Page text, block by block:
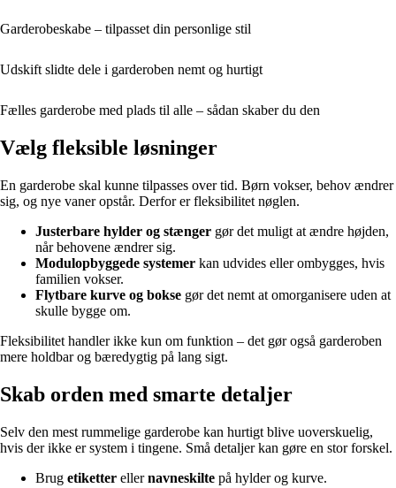
Garderobeskabe – tilpasset din personlige stil
Udskift slidte dele i garderoben nemt og hurtigt
Fælles garderobe med plads til alle – sådan skaber du den
Vælg fleksible løsninger
En garderobe skal kunne tilpasses over tid. Børn vokser, behov ændrer
sig, og nye vaner opstår. Derfor er fleksibilitet nøglen.
Justerbare hylder og stænger gør det muligt at ændre højden,
når behovene ændrer sig.
Modulopbyggede systemer kan udvides eller ombygges, hvis
familien vokser.
Flytbare kurve og bokse gør det nemt at omorganisere uden at
skulle bygge om.
Fleksibilitet handler ikke kun om funktion – det gør også garderoben
mere holdbar og bæredygtig på lang sigt.
Skab orden med smarte detaljer
Selv den mest rummelige garderobe kan hurtigt blive uoverskuelig,
hvis der ikke er system i tingene. Små detaljer kan gøre en stor forskel.
Brug etiketter ellernavneskilte på hylder og kurve.